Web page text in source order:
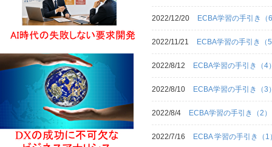
2022/12/20 ECBA学習の手引き（
2022/11/21 ECBA学習の手引き（
2022/8/12 ECBA学習の手引き（4
2022/8/10 ECBA学習の手引き（3
2022/8/4 ECBA学習の手引き（2）
2022/7/16 ECBA 学習の手引き（1